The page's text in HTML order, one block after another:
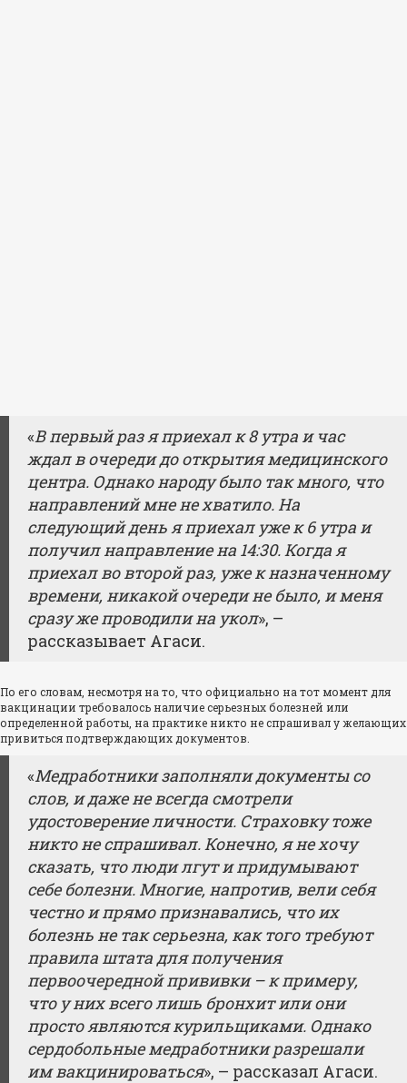
«В первый раз я приехал к 8 утра и час
ждал в очереди до открытия медицинского
центра. Однако народу было так много, что
направлений мне не хватило. На
следующий день я приехал уже к 6 утра и
получил направление на 14:30. Когда я
приехал во второй раз, уже к назначенному
времени, никакой очереди не было, и меня
сразу же проводили на укол», –
рассказывает Агаси.
По его словам, несмотря на то, что официально на тот момент для
вакцинации требовалось наличие серьезных болезней или
определенной работы, на практике никто не спрашивал у желающих
привиться подтверждающих документов.
«Медработники заполняли документы со
слов, и даже не всегда смотрели
удостоверение личности. Страховку тоже
никто не спрашивал. Конечно, я не хочу
сказать, что люди лгут и придумывают
себе болезни. Многие, напротив, вели себя
честно и прямо признавались, что их
болезнь не так серьезна, как того требуют
правила штата для получения
первоочередной прививки – к примеру,
что у них всего лишь бронхит или они
просто являются курильщиками. Однако
сердобольные медработники разрешали
им вакцинироваться», – рассказал Агаси.